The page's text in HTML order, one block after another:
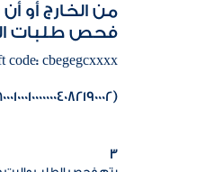
من الخارج أو
فحص طلبات
code: cbegegcxxxx
(IBAN code: EG 160001000100000004082190002)
3